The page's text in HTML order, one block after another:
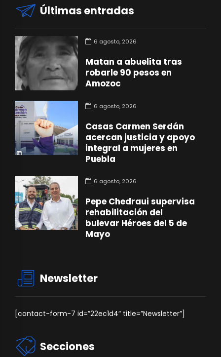
Últimas entradas
6 agosto, 2026
Matan a abuelita tras
robarle 90 pesos en
Amozoc
6 agosto, 2026
Casas Carmen Serdán
acercan justicia y apoyo
integral a mujeres en
Puebla
6 agosto, 2026
Pepe Chedraui supervisa
rehabilitación del
bulevar Héroes del 5 de
Mayo
Newsletter
[contact-form-7 id=”22ec1d4″ title=”Newsletter”]
Secciones